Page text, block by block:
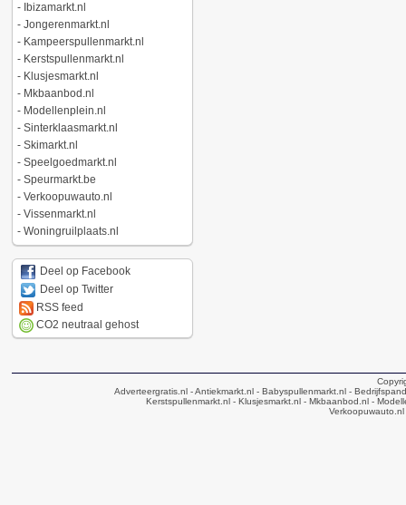
- Ibizamarkt.nl
- Jongerenmarkt.nl
- Kampeerspullenmarkt.nl
- Kerstspullenmarkt.nl
- Klusjesmarkt.nl
- Mkbaanbod.nl
- Modellenplein.nl
- Sinterklaasmarkt.nl
- Skimarkt.nl
- Speelgoedmarkt.nl
- Speurmarkt.be
- Verkoopuwauto.nl
- Vissenmarkt.nl
- Woningruilplaats.nl
Deel op Facebook
Deel op Twitter
RSS feed
CO2 neutraal gehost
Adverteergratis.nl - Antiekmarkt.nl - Babyspullenmarkt.nl -
Kerstspullenmarkt.nl - Klusjesmarkt.nl - Mkbaanbod.nl -
Verkoopuwauto.nl